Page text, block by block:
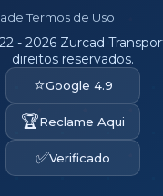
·Termos de Uso
- 2026 Zurcad
direitos reservados.
⭐Google 4.9
🏆Reclame Aqui
✅Verificado